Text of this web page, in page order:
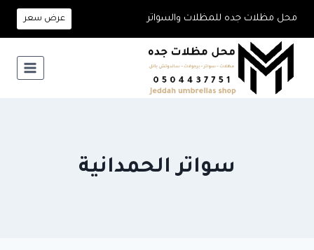
المحتوى
محل مظلات جده للمظلات والسواتر عرض سعر
سواتر الحمدانية